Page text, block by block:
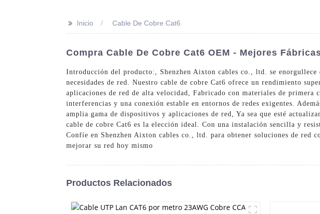
>> Inicio Cable De Cobre Cat6
Compra Cable De Cobre Cat6 OEM - Mejores
Introducción del producto:, Shenzhen Aixton cables co., ltd. se enorgullece
necesidades de red. Nuestro cable de cobre Cat6 ofrece un rendimiento
aplicaciones de red de alta velocidad, Fabricado con materiales de primera
interferencias y una conexión estable en entornos de redes exigentes.
amplia gama de dispositivos y aplicaciones de red, Ya sea que esté
cable de cobre Cat6 es la elección ideal. Con una instalación sencilla y
Confíe en Shenzhen Aixton cables co., ltd. para obtener soluciones de red
mejorar su red hoy mismo
Productos Relacionados